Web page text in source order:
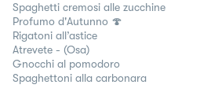
Spaghetti cremosi alle zucchine
Profumo d'Autunno 🍄
Rigatoni all’astice
Atrevete - (Osa)
Gnocchi al pomodoro
Spaghettoni alla carbonara